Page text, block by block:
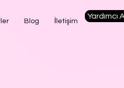
Blog İletişim
Yardımcı